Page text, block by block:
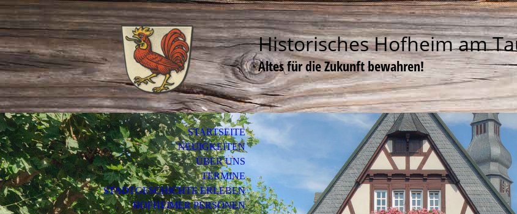
Historisches Hofheim am
Altes für die Zukunft bewahren!
STARTSEITE
NEUIGKEITEN
ÜBER UNS
TERMINE
STADTGESCHICHTE ERLEBEN
HOFHEIMER PERSONEN